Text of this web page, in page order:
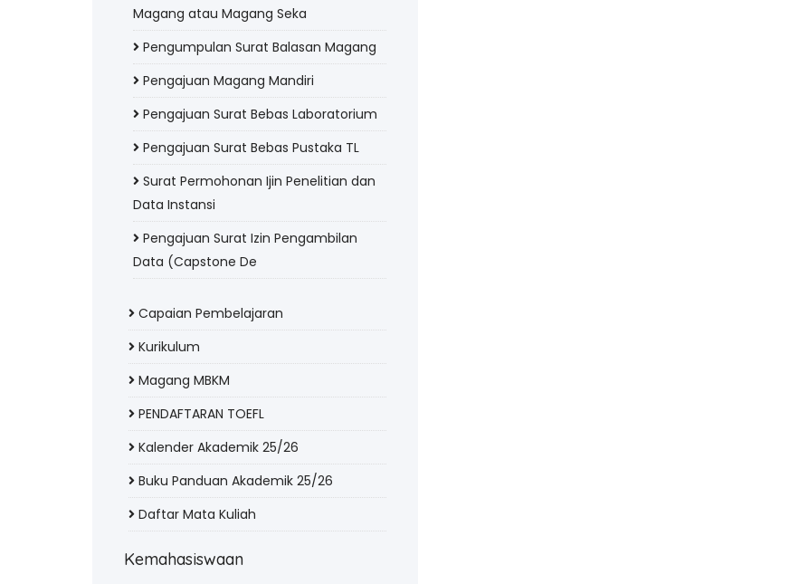
Magang atau Magang Seka
Pengumpulan Surat Balasan Magang
Pengajuan Magang Mandiri
Pengajuan Surat Bebas Laboratorium
Pengajuan Surat Bebas Pustaka TL
Surat Permohonan Ijin Penelitian dan
Data Instansi
Pengajuan Surat Izin Pengambilan
Data (Capstone De
Capaian Pembelajaran
Kurikulum
Magang MBKM
PENDAFTARAN TOEFL
Kalender Akademik 25/26
Buku Panduan Akademik 25/26
Daftar Mata Kuliah
Kemahasiswaan